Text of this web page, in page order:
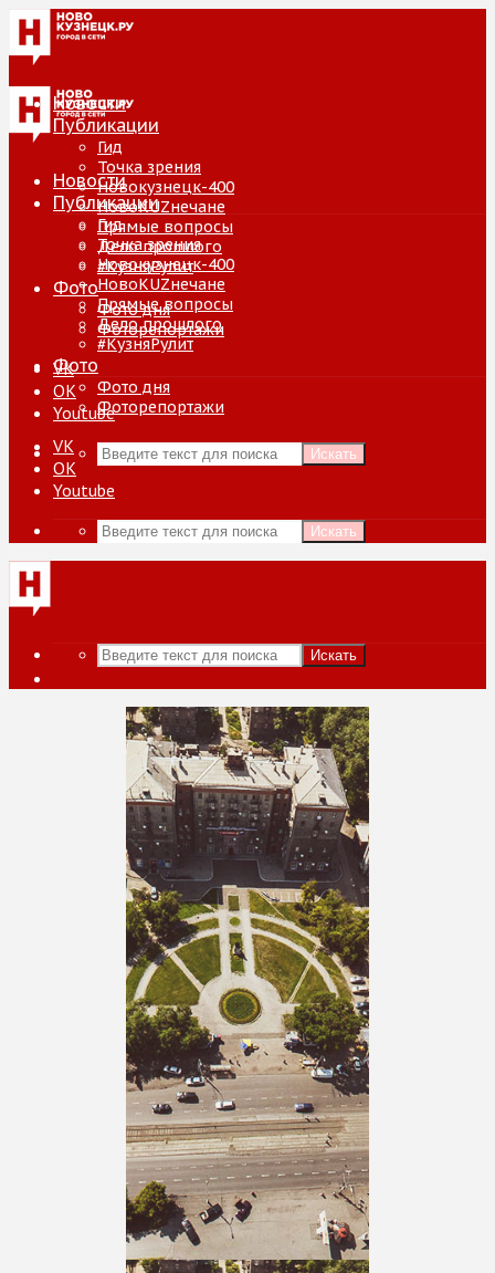
Новости
Публикации
Гид
Точка зрения
Новокузнецк-400
НовоKUZнечане
Прямые вопросы
Дело прошлого
#КузняРулит
Фото
Фото дня
Фоторепортажи
VK
ОК
Youtube
Искать
Новости
Публикации
Гид
Точка зрения
Новокузнецк-400
НовоKUZнечане
Прямые вопросы
Дело прошлого
#КузняРулит
Фото
Фото дня
Фоторепортажи
VK
ОК
Youtube
Искать
Искать